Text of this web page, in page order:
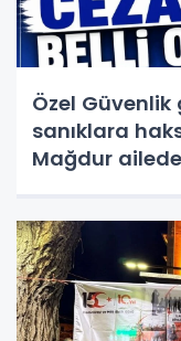
Özel
sanıklara
Mağdur